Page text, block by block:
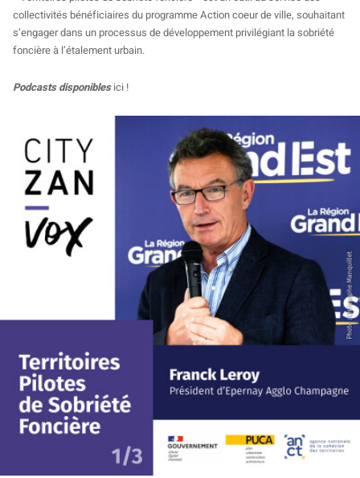
collectivités bénéficiaires du programme Action coeur de ville, souhaitant
s’engager dans un processus de développement privilégiant la sobriété
foncière à l’étalement urbain.
Podcasts disponiblesici !